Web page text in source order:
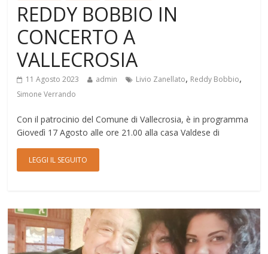
REDDY BOBBIO IN
CONCERTO A
VALLECROSIA
11 Agosto 2023 admin Livio Zanellato, Reddy Bobbio,
Simone Verrando
Con il patrocinio del Comune di Vallecrosia, è in programma
Giovedì 17 Agosto alle ore 21.00 alla casa Valdese di
LEGGI IL SEGUITO